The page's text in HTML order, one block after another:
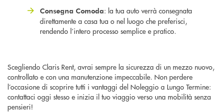
Consegna Comoda: la tua auto verrà consegnata
direttamente a casa tua o nel luogo che preferisci,
rendendo l’intero processo semplice e pratico.
Scegliendo Claris Rent, avrai sempre la sicurezza di un mezzo nuovo,
controllato e con una manutenzione impeccabile. Non perdere
l’occasione di scoprire tutti i vantaggi del Noleggio a Lungo Termine:
contattaci oggi stesso e inizia il tuo viaggio verso una mobilità senza
pensieri!